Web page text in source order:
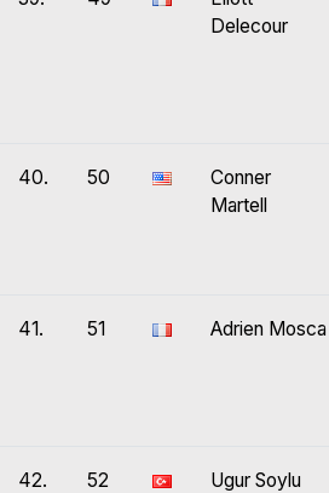
Delecour
40. 50
Conner
Martell
41. 51 Adrien Mosca
42. 52 Ugur Soylu